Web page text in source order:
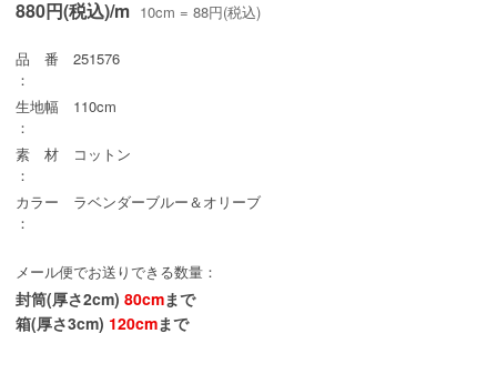
880円(税込)/m 10cm = 88円(税込)
品 番
：
251576
生地幅
：
110cm
素 材
：
コットン
カラー
：
ラベンダーブルー＆オリーブ
メール便でお送りできる数量：
封筒(厚さ2cm) 80cmまで
箱(厚さ3cm) 120cmまで